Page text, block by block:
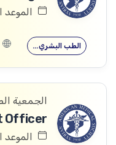
الموعد
الطب البشري…
الجمعية
الموعد